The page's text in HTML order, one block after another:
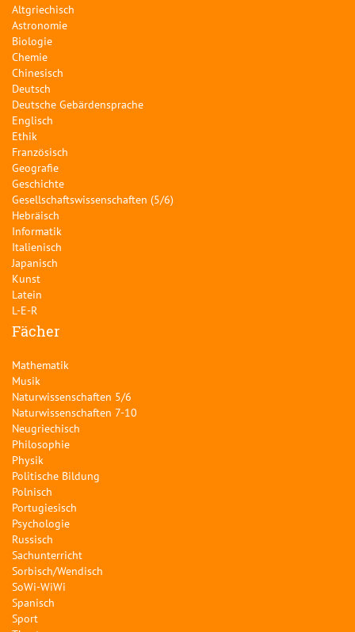
Altgriechisch
Astronomie
Biologie
Chemie
Chinesisch
Deutsch
Deutsche Gebärdensprache
Englisch
Ethik
Französisch
Geografie
Geschichte
Gesellschaftswissenschaften (5/6)
Hebräisch
Informatik
Italienisch
Japanisch
Kunst
Latein
L-E-R
Fächer
Mathematik
Musik
Naturwissenschaften 5/6
Naturwissenschaften 7-10
Neugriechisch
Philosophie
Physik
Politische Bildung
Polnisch
Portugiesisch
Psychologie
Russisch
Sachunterricht
Sorbisch/Wendisch
SoWi-WiWi
Spanisch
Sport